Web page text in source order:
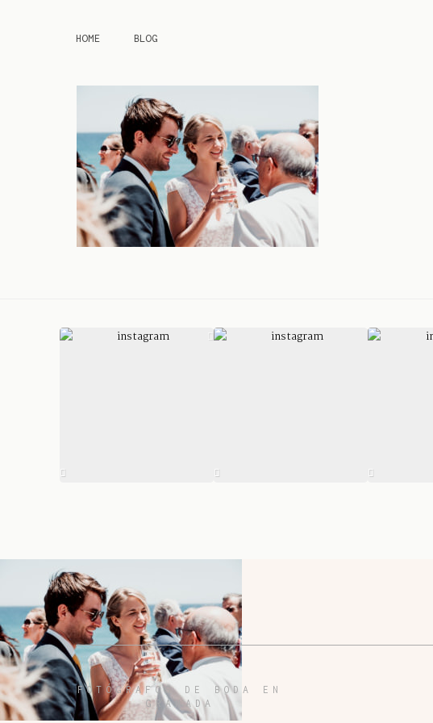
HOME BLOG
FOTÓGRAFOS DE BODA EN
GRANADA